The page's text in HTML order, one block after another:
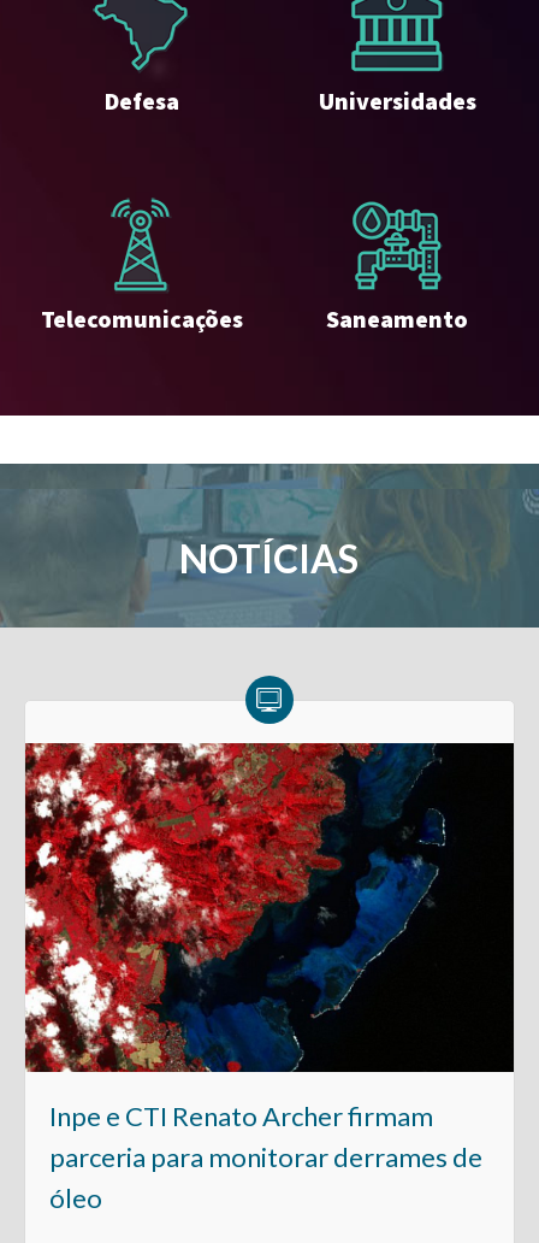
Defesa Universidades
Telecomunicações Saneamento
NOTÍCIAS
Inpe e CTI Renato Archer firmam
parceria para monitorar derrames de
óleo